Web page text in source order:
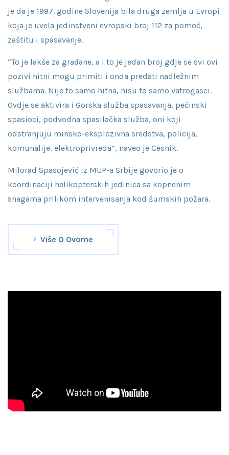
je da je 1997. godine Slovenija bila druga zemlja u Evropi
koja je uvela jedinstveni evropski broj 112 za pomoć,
zaštitu i spasavanje.
“To je lakše za građane, a i to je jedan broj gdje se svi ovi
pozivi hitni mogu primiti i onda predati nadležnim
službama. Nije to samo hitna, nisu to samo vatrogasci.
Ovdje se aktivira i Gorska služba spasavanja, pećinski
spasioci, podvodna spasilačka služba, oni koji
odstranjuju minsko-eksplozivna sredstva, policija,
komunalije, elektroprivreda”, naveo je Cesnik.
Milorad Spasojević iz MUP-a Srbije govorio je o
koordinaciji helikopterskih jedinica sa kopnenim
snagama prilikom intervenisanja kod šumskih požara.
Više O Ovome